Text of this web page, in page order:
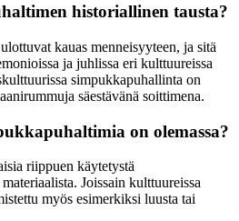
historiallinen tausta?
kauas menneisyyteen, ja sitä
ja juhlissa eri kulttuureissa
simpukkapuhallinta on
säestävänä soittimena.
on olemassa?
riippuen käytetystä
Joissain kulttuureissa
myös esimerkiksi luusta tai